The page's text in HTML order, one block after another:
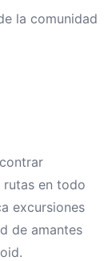
la comunidad
rutas en todo
excursiones
de amantes